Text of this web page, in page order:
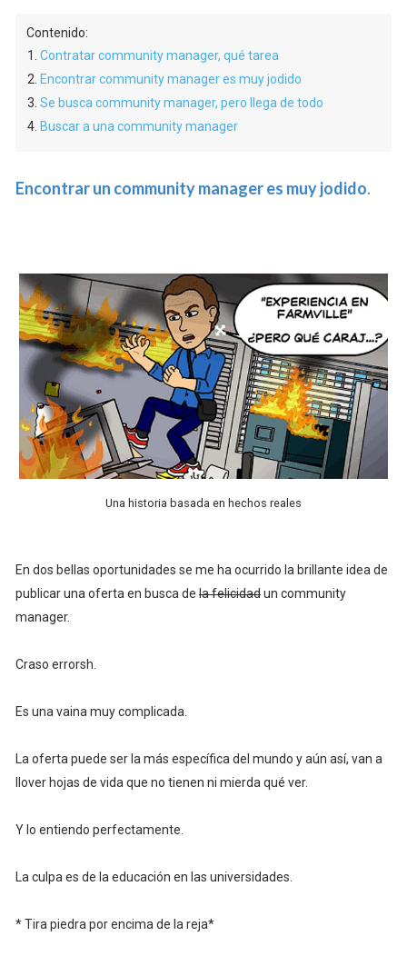
Contenido:
Contratar community manager, qué tarea
Encontrar community manager es muy jodido
Se busca community manager, pero llega de todo
Buscar a una community manager
Encontrar un community manager es muy jodido.
Una historia basada en hechos reales
En dos bellas oportunidades se me ha ocurrido la brillante idea de
publicar una oferta en busca de la felicidadun community
manager.
Craso errorsh.
Es una vaina muy complicada.
La oferta puede ser la más específica del mundo y aún así, van a
llover hojas de vida que no tienen ni mierda qué ver.
Y lo entiendo perfectamente.
La culpa es de la educación en las universidades.
* Tira piedra por encima de la reja*